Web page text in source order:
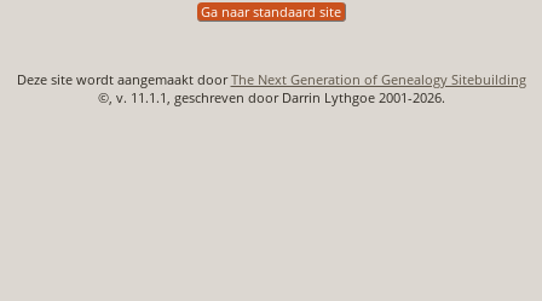
Ga naar standaard site
Deze site wordt aangemaakt doorThe Next Generation of Genealogy Sitebuilding
©, v. 11.1.1, geschreven door Darrin Lythgoe 2001-2026.